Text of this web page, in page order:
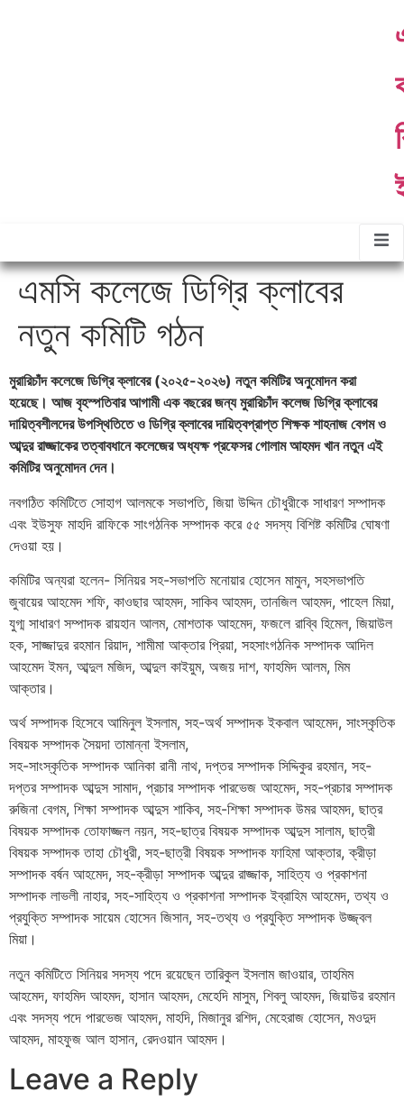
এমসি কলেজে ডিগ্রি ক্লাবের
নতুন কমিটি গঠন
মুরারিচাঁদ কলেজে ডিগ্রি ক্লাবের (২০২৫-২০২৬) নতুন কমিটির অনুমোদন করা
হয়েছে। আজ বৃহস্পতিবার আগামী এক বছরের জন্য মুরারিচাঁদ কলেজ ডিগ্রি ক্লাবের
দায়িত্বশীলদের উপস্থিতিতে ও ডিগ্রি ক্লাবের দায়িত্বপ্রাপ্ত শিক্ষক শাহনাজ বেগম ও
আব্দুর রাজ্জাকের তত্বাবধানে কলেজের অধ্যক্ষ প্রফেসর গোলাম আহমদ খান নতুন এই
কমিটির অনুমোদন দেন।
নবগঠিত কমিটিতে সোহাগ আলমকে সভাপতি, জিয়া উদ্দিন চৌধুরীকে সাধারণ সম্পাদক
এবং ইউসুফ মাহদি রাফিকে সাংগঠনিক সম্পাদক করে ৫৫ সদস্য বিশিষ্ট কমিটির ঘোষণা
দেওয়া হয়।
কমিটির অন্যরা হলেন- সিনিয়র সহ-সভাপতি মনোয়ার হোসেন মামুন, সহসভাপতি
জুবায়ের আহমেদ শফি, কাওছার আহমদ, সাকিব আহমদ, তানজিল আহমদ, পাহেল মিয়া,
যুগ্ম সাধারণ সম্পাদক রায়হান আলম, মোশতাক আহমেদ, ফজলে রাব্বি হিমেল, জিয়াউল
হক, সাজ্জাদুর রহমান রিয়াদ, শামীমা আক্তার প্রিয়া, সহসাংগঠনিক সম্পাদক আদিল
আহমেদ ইমন, আব্দুল মজিদ, আব্দুল কাইয়ুম, অজয় দাশ, ফাহমিদ আলম, মিম
আক্তার।
অর্থ সম্পাদক হিসেবে আমিনুল ইসলাম, সহ-অর্থ সম্পাদক ইকবাল আহমেদ, সাংস্কৃতিক
বিষয়ক সম্পাদক সৈয়দা তামান্না ইসলাম,
সহ-সাংস্কৃতিক সম্পাদক আনিকা রানী নাথ, দপ্তর সম্পাদক সিদ্দিকুর রহমান, সহ-
দপ্তর সম্পাদক আব্দুস সামাদ, প্রচার সম্পাদক পারভেজ আহমেদ, সহ-প্রচার সম্পাদক
রুজিনা বেগম, শিক্ষা সম্পাদক আব্দুস শাকিব, সহ-শিক্ষা সম্পাদক উমর আহমদ, ছাত্র
বিষয়ক সম্পাদক তোফাজ্জল নয়ন, সহ-ছাত্র বিষয়ক সম্পাদক আব্দুস সালাম, ছাত্রী
বিষয়ক সম্পাদক তাহা চৌধুরী, সহ-ছাত্রী বিষয়ক সম্পাদক ফাহিমা আক্তার, ক্রীড়া
সম্পাদক বর্ষন আহমেদ, সহ-ক্রীড়া সম্পাদক আব্দুর রাজ্জাক, সাহিত্য ও প্রকাশনা
সম্পাদক লাভলী নাহার, সহ-সাহিত্য ও প্রকাশনা সম্পাদক ইব্রাহিম আহমেদ, তথ্য ও
প্রযুক্তি সম্পাদক সায়েম হোসেন জিসান, সহ-তথ্য ও প্রযুক্তি সম্পাদক উজ্জ্বল
মিয়া।
নতুন কমিটিতে সিনিয়র সদস্য পদে রয়েছেন তারিকুল ইসলাম জাওয়ার, তাহমিম
আহমেদ, ফাহমিদ আহমদ, হাসান আহমদ, মেহেদি মাসুম, শিবলু আহমদ, জিয়াউর রহমান
এবং সদস্য পদে পারভেজ আহমদ, মাহদি, মিজানুর রশিদ, মেহেরাজ হোসেন, মওদুদ
আহমদ, মাহফুজ আল হাসান, রেদওয়ান আহমদ।
Leave a Reply